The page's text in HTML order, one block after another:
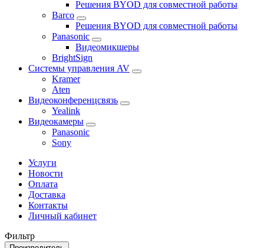
Решения BYOD для совместной работы
Barco
Решения BYOD для совместной работы
Panasonic
Видеомикшеры
BrightSign
Системы управления AV
Kramer
Aten
Видеоконференцсвязь
Yealink
Видеокамеры
Panasonic
Sony
Услуги
Новости
Оплата
Доставка
Контакты
Личный кабинет
Фильтр